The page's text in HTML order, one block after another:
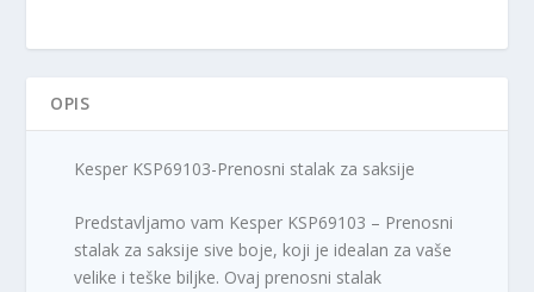
OPIS
Kesper KSP69103-Prenosni stalak za saksije
Predstavljamo vam Kesper KSP69103 – Prenosni
stalak za saksije sive boje, koji je idealan za vaše
velike i teške biljke. Ovaj prenosni stalak